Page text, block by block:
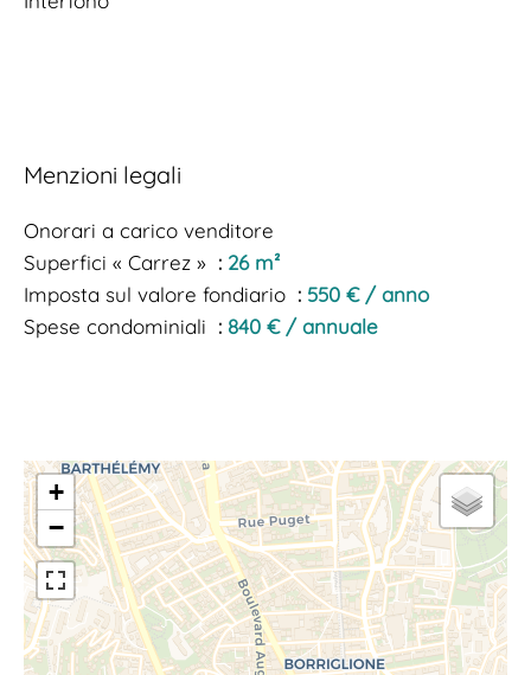
Menzioni legali
Onorari a carico venditore
Superfici « Carrez »
26 m²
Imposta sul valore fondiario
550 € / anno
Spese condominiali
840 € / annuale
+
−